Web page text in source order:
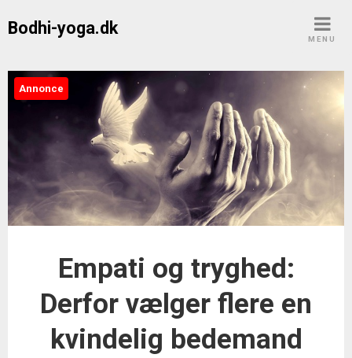
Bodhi-yoga.dk
MENU
Annonce
Empati og tryghed:
Derfor vælger flere en
kvindelig bedemand